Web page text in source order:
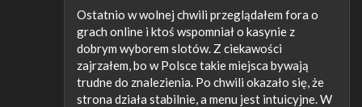
Ostatnio w wolnej chwili przeglądałem fora o
grach online i ktoś wspomniał o kasynie z
dobrym wyborem slotów. Z ciekawości
zajrzałem, bo w Polsce takie miejsca bywają
trudne do znalezienia. Po chwili okazało się, że
strona działa stabilnie, a menu jest intuicyjne. W